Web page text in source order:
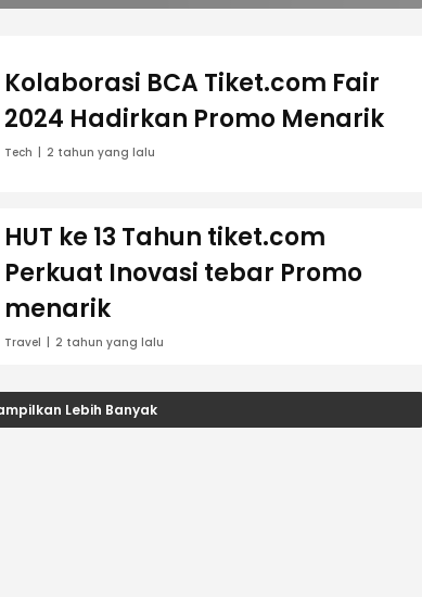
Kolaborasi BCA Tiket.com Fair
2024 Hadirkan Promo Menarik
Tech 2 tahun yang lalu
HUT ke 13 Tahun tiket.com
Perkuat Inovasi tebar Promo
menarik
Travel 2 tahun yang lalu
Lebih Banyak